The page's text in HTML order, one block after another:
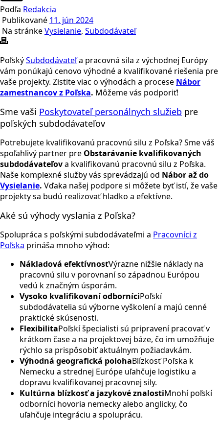
Podľa Redakcia
Publikované 11. jún 2024
Na stránkeVysielanie, Subdodávateľ
PoľskýSubdodávateľa pracovná sila z východnej Európy
vám ponúkajú cenovo výhodné a kvalifikované riešenia pre
vaše projekty. Zistite viac o výhodách a procese Nábor
zamestnancov z Poľska. Môžeme vás podporiť!
Sme vaši Poskytovateľ personálnych služieb pre
poľských subdodávateľov
Potrebujete kvalifikovanú pracovnú silu z Poľska? Sme váš
spoľahlivý partner pre Obstarávanie kvalifikovaných
subdodávateľova kvalifikovanú pracovnú silu z Poľska.
Naše komplexné služby vás sprevádzajú od Nábor až do
Vysielanie. Vďaka našej podpore si môžete byť istí, že vaše
projekty sa budú realizovať hladko a efektívne.
Aké sú výhody vyslania z Poľska?
Spolupráca s poľskými subdodávateľmi a Pracovníci z
Poľska prináša mnoho výhod:
Nákladová efektívnosťVýrazne nižšie náklady na
pracovnú silu v porovnaní so západnou Európou
vedú k značným úsporám.
Vysoko kvalifikovaní odborníciPoľskí
subdodávatelia sú výborne vyškolení a majú cenné
praktické skúsenosti.
FlexibilitaPoľskí špecialisti sú pripravení pracovať v
krátkom čase a na projektovej báze, čo im umožňuje
rýchlo sa prispôsobiť aktuálnym požiadavkám.
Výhodná geografická polohaBlízkosť Poľska k
Nemecku a strednej Európe uľahčuje logistiku a
dopravu kvalifikovanej pracovnej sily.
Kultúrna blízkosť a jazykové znalostiMnohí poľskí
odborníci hovoria nemecky alebo anglicky, čo
uľahčuje integráciu a spoluprácu.